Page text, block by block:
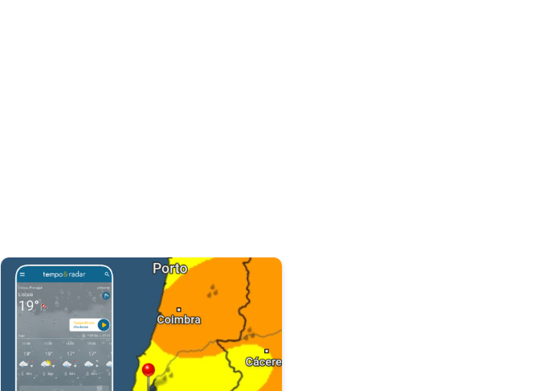
Alertas e avisos meteorológicos. Dados da Tempo & Radar. . .